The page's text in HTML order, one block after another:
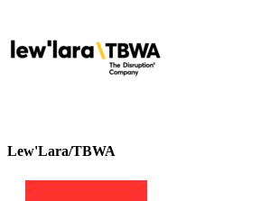
Lew'Lara/TBWA